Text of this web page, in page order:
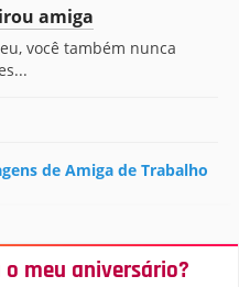
amiga
você também nunca
de Amiga de Trabalho
meu aniversário?